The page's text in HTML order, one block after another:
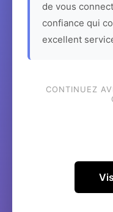
de vous
confiance qui
excellent
CONTINUEZ